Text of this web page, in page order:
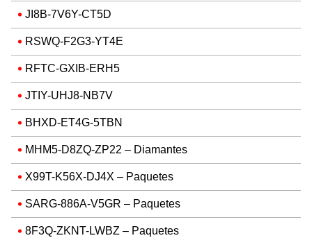
JI8B-7V6Y-CT5D
RSWQ-F2G3-YT4E
RFTC-GXIB-ERH5
JTIY-UHJ8-NB7V
BHXD-ET4G-5TBN
MHM5-D8ZQ-ZP22 – Diamantes
X99T-K56X-DJ4X – Paquetes
SARG-886A-V5GR – Paquetes
8F3Q-ZKNT-LWBZ – Paquetes